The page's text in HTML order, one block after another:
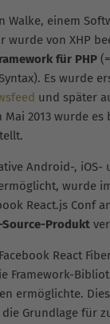
Walke, einem
wurde von XHP
für PHP
Es wurde
und später
2013 wurde es
Android-, iOS-
wurde
React.js Conf
Source-Produkt
React
Framework-
ermöglichte.
Grundlage für